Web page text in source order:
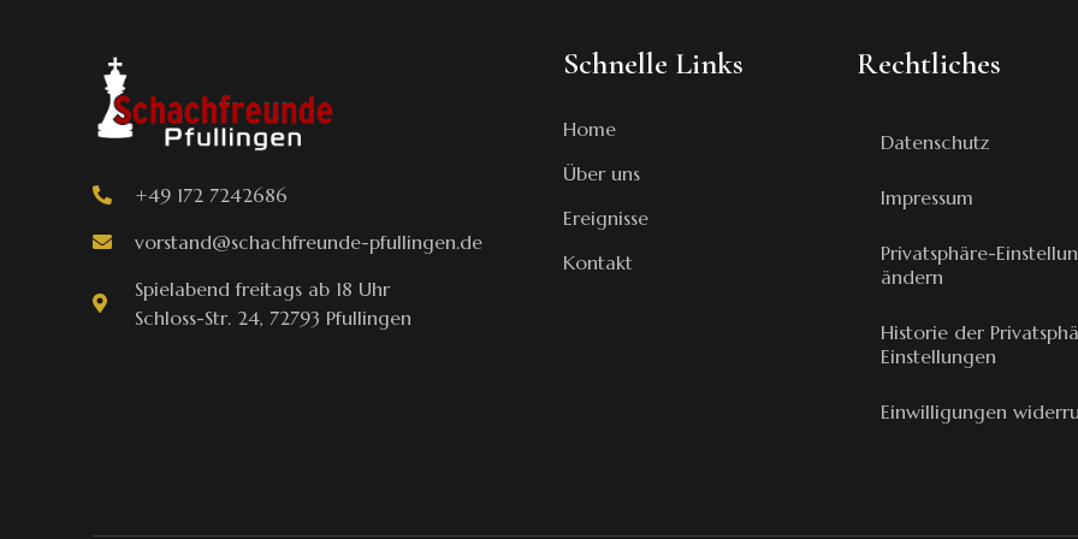
+49 172 7242686
vorstand@schachfreunde-pfullingen.de
Spielabend freitags ab 18 Uhr
Schloss-Str. 24, 72793 Pfullingen
Schnelle Links
Home
Über uns
Ereignisse
Kontakt
Rechtliches
Datenschutz
Impressum
Privatsphäre-
ändern
Historie der
Einstellungen
Einwilligungen